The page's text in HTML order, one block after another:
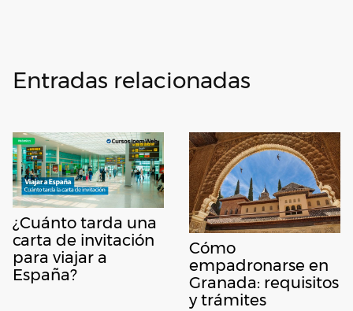
Entradas relacionadas
¿Cuánto tarda una
carta de invitación
para viajar a
España?
Cómo
empadronarse en
Granada: requisitos
y trámites